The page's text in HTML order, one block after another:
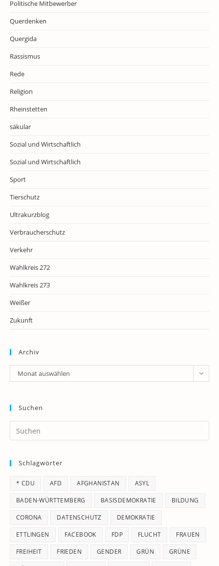
Politische Mitbewerber
Querdenken
Quergida
Rassismus
Rede
Religion
Rheinstetten
säkular
Sozial und Wirtschaftlich
Sozial und Wirtschaftlich
Sport
Tierschutz
Ultrakurzblog
Verbraucherschutz
Verkehr
Wahlkreis 272
Wahlkreis 273
Weißer
Zukunft
Archiv
Archiv
Monat auswählen
Suchen
Schlagwörter
* CDU AFD AFGHANISTAN ASYL
BADEN-WÜRTTEMBERG BASISDEMOKRATIE BILDUNG
CORONA DATENSCHUTZ DEMOKRATIE
ETTLINGEN FACEBOOK FDP FLUCHT FRAUEN
FREIHEIT FRIEDEN GENDER GRÜN GRÜNE